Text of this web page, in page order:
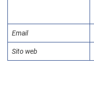
Email
Sito web